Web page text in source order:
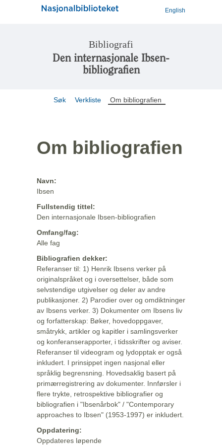
English
Bibliografi
Den internasjonale Ibsen-
bibliografien
Søk Verkliste Om bibliografien
Om bibliografien
Navn:
Ibsen
Fullstendig tittel:
Den internasjonale Ibsen-bibliografien
Omfang/fag:
Alle fag
Bibliografien dekker:
Referanser til: 1) Henrik Ibsens verker på
originalspråket og i oversettelser, både som
selvstendige utgivelser og deler av andre
publikasjoner. 2) Parodier over og omdiktninger
av Ibsens verker. 3) Dokumenter om Ibsens liv
og forfatterskap: Bøker, hovedoppgaver,
småtrykk, artikler og kapitler i samlingsverker
og konferanserapporter, i tidsskrifter og aviser.
Referanser til videogram og lydopptak er også
inkludert. I prinsippet ingen nasjonal eller
språklig begrensning. Hovedsaklig basert på
primærregistrering av dokumenter. Innførsler i
flere trykte, retrospektive bibliografier og
bibliografien i "Ibsenårbok" / "Contemporary
approaches to Ibsen" (1953-1997) er inkludert.
Oppdatering:
Oppdateres løpende